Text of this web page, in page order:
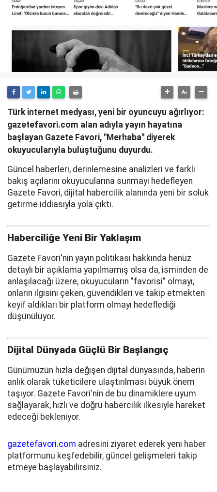
Türk internet medyası, yeni bir oyuncuyu ağırlıyor:
gazetefavori.com alan adıyla yayın hayatına
başlayan Gazete Favori, "Merhaba" diyerek
okuyucularıyla buluştuğunu duyurdu.
Güncel haberleri, derinlemesine analizleri ve farklı
bakış açılarını okuyucularına sunmayı hedefleyen
Gazete Favori, dijital habercilik alanında yeni bir soluk
getirme iddiasıyla yola çıktı.
Haberciliğe Yeni Bir Yaklaşım
Gazete Favori'nin yayın politikası hakkında henüz
detaylı bir açıklama yapılmamış olsa da, isminden de
anlaşılacağı üzere, okuyucuların "favorisi" olmayı,
onların ilgisini çeken, güvendikleri ve takip etmekten
keyif aldıkları bir platform olmayı hedeflediği
düşünülüyor.
Dijital Dünyada Güçlü Bir Başlangıç
Günümüzün hızla değişen dijital dünyasında, haberin
anlık olarak tüketicilere ulaştırılması büyük önem
taşıyor. Gazete Favori'nin de bu dinamiklere uyum
sağlayarak, hızlı ve doğru habercilik ilkesiyle hareket
edeceği bekleniyor.
gazetefavori.com adresini ziyaret ederek yeni haber
platformunu keşfedebilir, güncel gelişmeleri takip
etmeye başlayabilirsiniz.